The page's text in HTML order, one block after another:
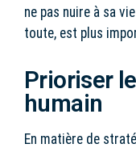
ne pas nuire à sa
toute, est plus
Prioriser
humain
En matière de